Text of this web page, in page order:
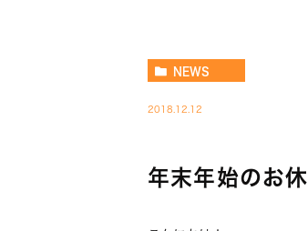
NEWS
2018.12.12
年末年始のお